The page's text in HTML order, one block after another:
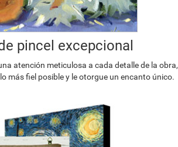
pincel excepcional
atención meticulosa a cada detalle de la obra,
más fiel posible y le otorgue un encanto único.